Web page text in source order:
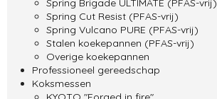
Spring Brigade ULTIMATE (PFAS-vrij)
Spring Cut Resist (PFAS-vrij)
Spring Vulcano PURE (PFAS-vrij)
Stalen koekepannen (PFAS-vrij)
Overige koekepannen
Professioneel gereedschap
Koksmessen